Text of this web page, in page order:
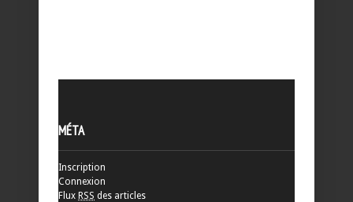
MÉTA
Inscription
Connexion
Flux RSS des articles